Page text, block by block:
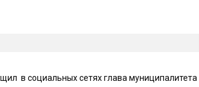
в социальных сетях глава муниципалитета